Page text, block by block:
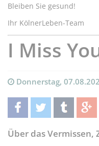
Bleiben Sie gesund!
Ihr KölnerLeben-Team
I Miss
Donnerstag,
teilen twittern teilen
Über das